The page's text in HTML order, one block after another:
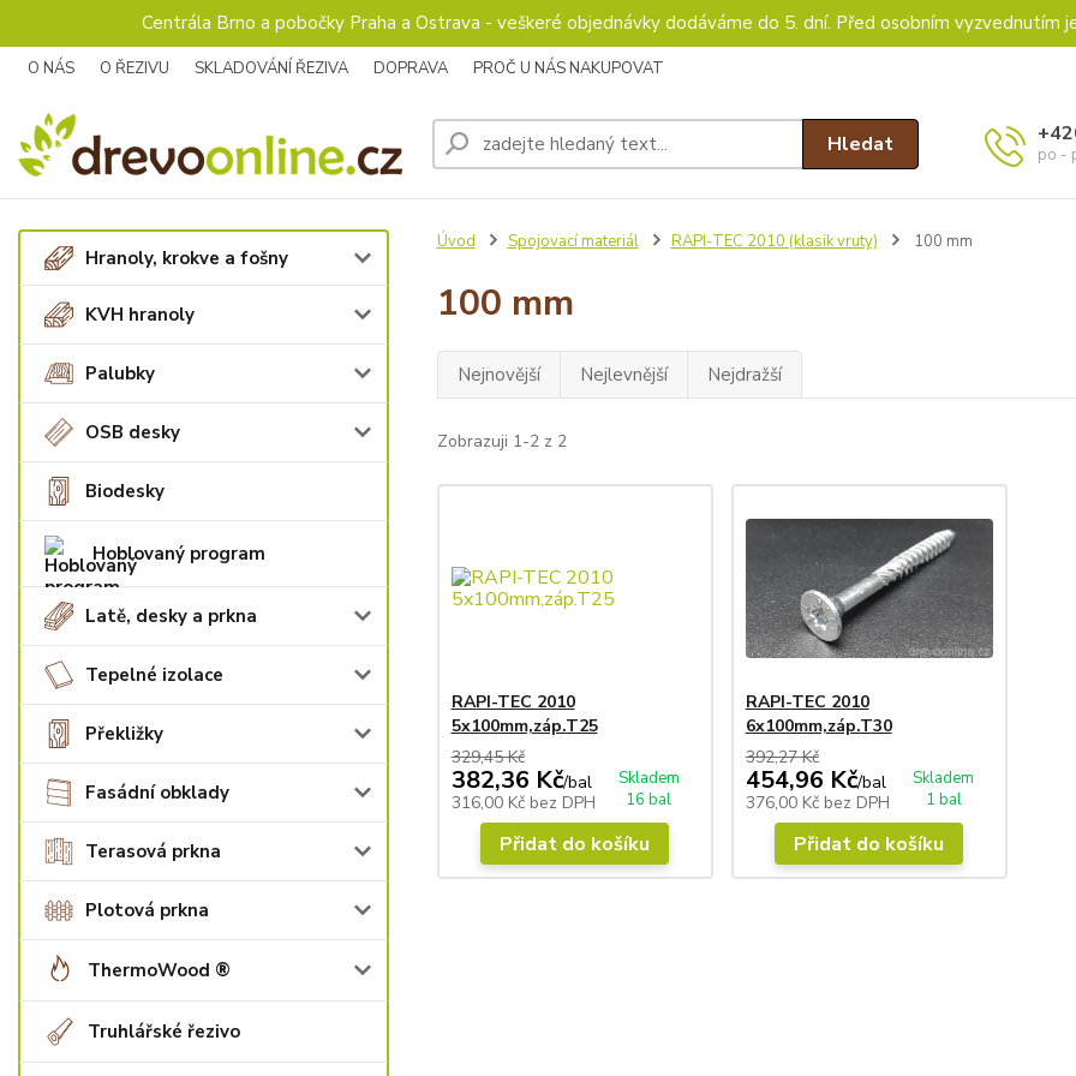
Centrála Brno a pobočky Praha a Ostrava - veškeré objednávky dodáváme do 5. dní. Před osobním vyzvednutím
O NÁS O ŘEZIVU SKLADOVÁNÍ ŘEZIVA DOPRAVA PROČ U NÁS NAKUPOVAT
Hledat po -
Hranoly, krokve a fošny
KVH hranoly
Palubky
OSB desky
Biodesky
Hoblovaný program
Latě, desky a prkna
Tepelné izolace
Překližky
Fasádní obklady
Terasová prkna
Plotová prkna
ThermoWood ®
Truhlářské řezivo
Úvod Spojovací materiál RAPI-TEC 2010 (klasik vruty) 100 mm
100 mm
Nejnovější Nejlevnější Nejdražší
Zobrazuji 1-2 z 2
RAPI-TEC 2010
5x100mm,záp.T25
329,45 Kč
382,36 Kč/bal
316,00 Kč bez DPH
Skladem
16 bal
Přidat do košíku
RAPI-TEC 2010
6x100mm,záp.T30
392,27 Kč
454,96 Kč/bal
376,00 Kč bez DPH
Skladem
1 bal
Přidat do košíku